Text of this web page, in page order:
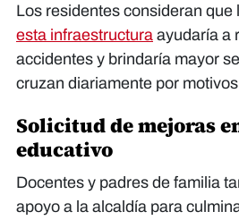
Los residentes consideran que
esta infraestructura ayudaría a
accidentes y brindaría mayor
cruzan diariamente por
Solicitud de mejoras
educativo
Docentes y padres de familia
apoyo a la alcaldía para